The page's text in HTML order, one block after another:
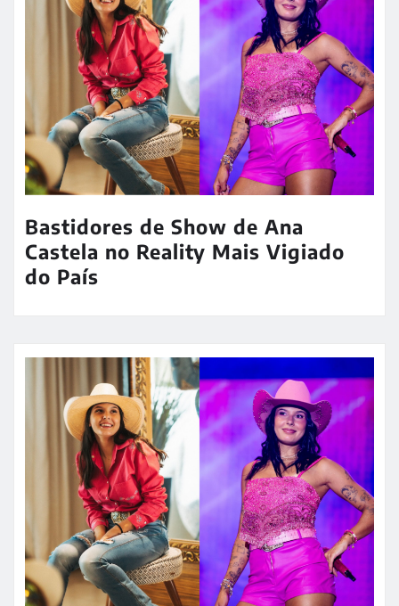
Bastidores de Show de Ana
Castela no Reality Mais Vigiado
do País